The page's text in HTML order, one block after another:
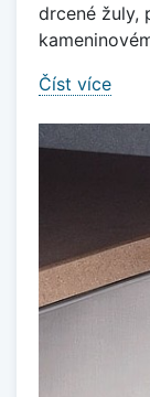
drcené žuly,
Číst více